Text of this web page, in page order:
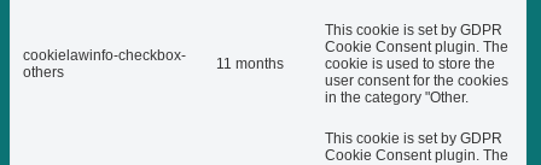
cookielawinfo-checkbox-
others
11 months
This cookie is set by GDPR
Cookie Consent plugin. The
cookie is used to store the
user consent for the cookies
in the category "Other.
This cookie is set by GDPR
Cookie Consent plugin. The